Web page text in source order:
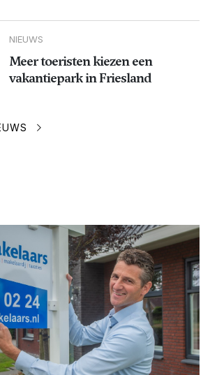
NIEUWS
Meer toeristen kiezen een
vakantiepark in Friesland